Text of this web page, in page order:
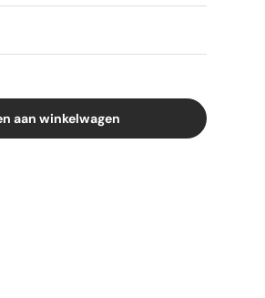
aan winkelwagen